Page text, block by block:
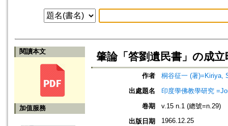
閱讀本文
加值服務
肇論「答劉遺民書」の成
作者
桐谷征一 (著)=Kiriya,
出處題名
印度學佛教學研究
卷期
v.15 n.1 (總號=n.29)
出版日期
1966.12.25